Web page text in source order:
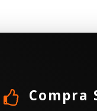
Compra